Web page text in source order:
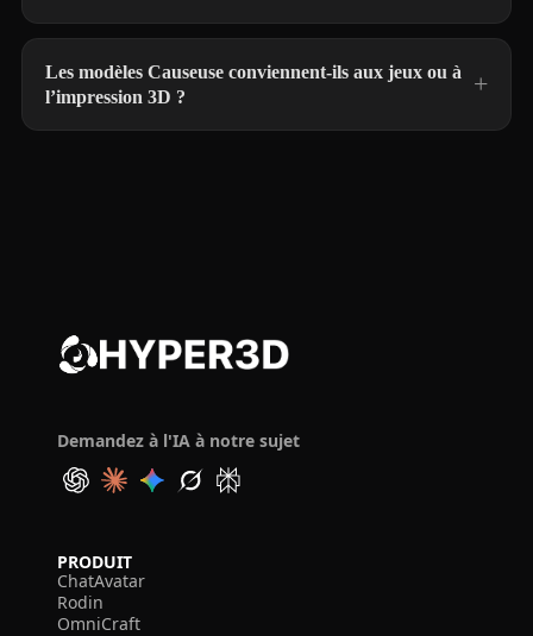
Les modèles Causeuse conviennent-ils aux jeux ou à
l’impression 3D ?
Demandez à l'IA à notre sujet
PRODUIT
ChatAvatar
Rodin
OmniCraft